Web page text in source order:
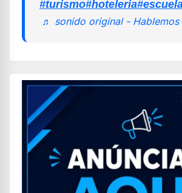
#turismo#hoteleria
♬ sonido original - Hablemos